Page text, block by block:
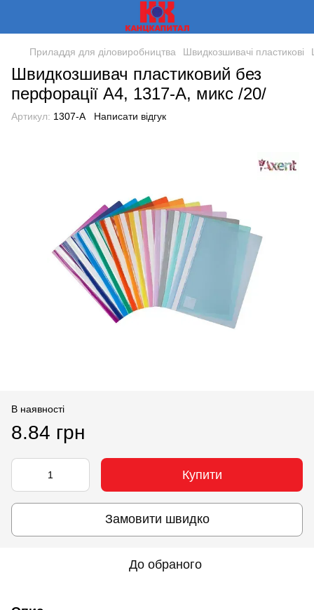
Приладдя для діловиробництва Швидкозшивачі пластикові
Швидкозшивач пластиковий без
перфорації А4, 1317-А, микс /20/
Артикул: 1307-A Написати відгук
В наявності
8.84 грн
Купити
Замовити швидко
До обраного